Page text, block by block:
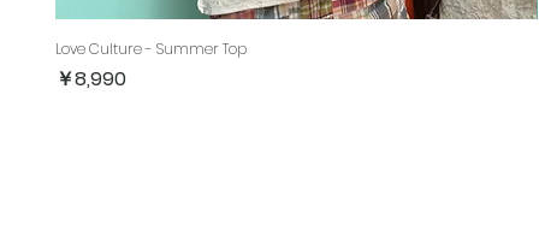
Love Culture - Summer Top
価格
￥8,990